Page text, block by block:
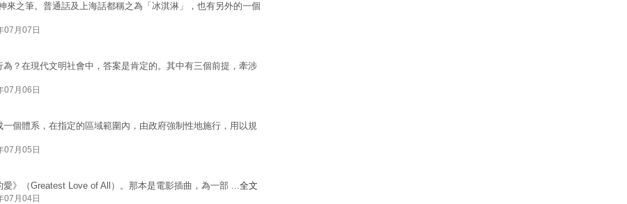
來之筆。普通話及上海話都稱之為「冰淇淋」，也有另外的一個
07月07日
？在現代文明社會中，答案是肯定的。其中有三個前提，牽涉
07月06日
個體系，在指定的區域範圍內，由政府強制性地施行，用以規
07月05日
》（Greatest Love of All）。那本是電影插曲，為一部 ...全文
07月04日